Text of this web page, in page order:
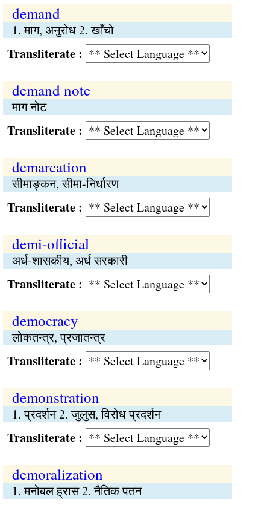
demand
1. माग, अनुरोध 2. खाँचो
:
demand note
माग नोट
:
demarcation
सीमाङ्कन, सीमा-निर्धारण
:
demi-official
अर्ध-शासकीय, अर्ध सरकारी
:
democracy
लोकतन्त्र, प्रजातन्त्र
:
demonstration
1. प्रदर्शन 2. जुलुस, विरोध प्रदर्शन
:
demoralization
1. मनोबल ह्रास 2. नैतिक पतन